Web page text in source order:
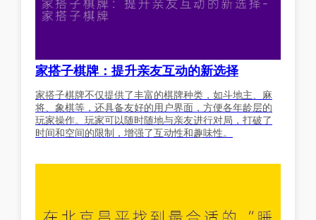
家搭子棋牌：提升亲友互动的新选择
家搭子棋牌不仅提供了丰富的棋牌种类，如斗地主、麻
将、象棋等，还具备友好的用户界面，方便各年龄层的
玩家操作。玩家可以随时随地与亲友进行对局，打破了
时间和空间的限制，增强了互动性和趣味性。